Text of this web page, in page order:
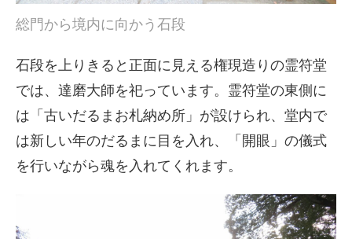
総門から境内に向かう石段
石段を上りきると正面に見える権現造りの霊符堂
では、達磨大師を祀っています。霊符堂の東側に
は「古いだるまお札納め所」が設けられ、堂内で
は新しい年のだるまに目を入れ、「開眼」の儀式
を行いながら魂を入れてくれます。